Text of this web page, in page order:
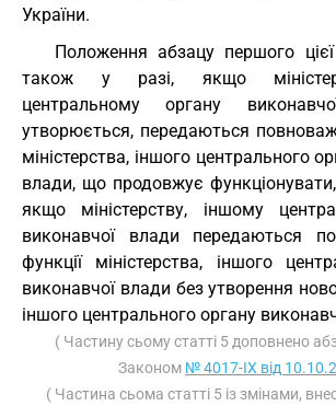
України.
Положення абзацу першого
також у разі, якщо
центральному органу
утворюється, передаються
міністерства, іншого центрального
влади, що продовжує
якщо міністерству, іншому
виконавчої влади передаються
функції міністерства, іншого
виконавчої влади без утворення
іншого центрального органу
( Частину сьому статті 5 доповнено
Законом № 4017-IX від
( Частина сьома статті 5 із змінами,